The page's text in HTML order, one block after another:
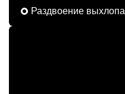
Раздвоение выхлопа